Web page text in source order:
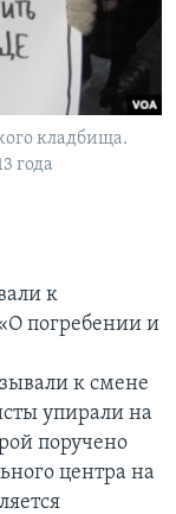
кладбища.
года
к
погребении и
к смене
упирали на
поручено
центра на